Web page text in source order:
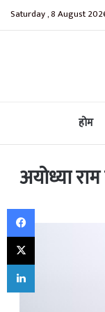
Saturday , 8 August
होम
अयोध्या
Facebook
X
LinkedIn